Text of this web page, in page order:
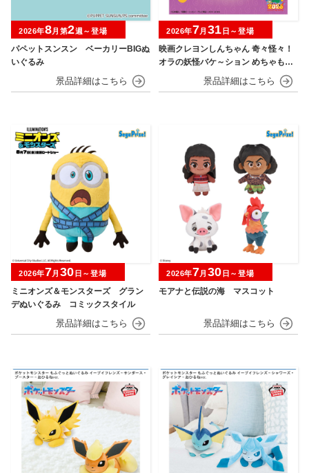
パペットスンスン ベーカリーBIGぬ
いぐるみ
2026年8月第2週～登場
映画クレヨンしんちゃん 奇々怪々！
オラの妖怪バケ～ション めちゃもふ
ぐっとぬいぐるみ シロ
2026年7月 31 日～登場
ミニオンズ＆モンスターズ グラン
デぬいぐるみ コミックスタイル
2026年7月 30 日～登場
モアナと伝説の海 マスコット
2026年7月 30 日～登場